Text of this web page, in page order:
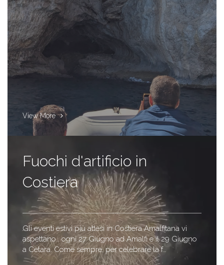
View More
Fuochi d'artificio in
Costiera
Gli eventi estivi più attesi in Costiera Amalfitana vi
aspettano… ogni 27 Giugno ad Amalfi e il 29 Giugno
a Cetara. Come sempre, per celebrare la f…